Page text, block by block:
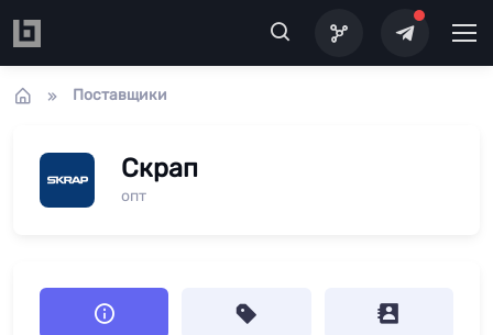
Поставщики
Скрап
опт